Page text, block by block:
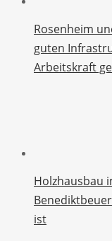
Rosenheim
guten
Arbeitskraft
Holzhausbau
ist